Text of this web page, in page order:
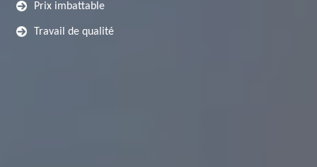
Prix imbattable
Travail de qualité